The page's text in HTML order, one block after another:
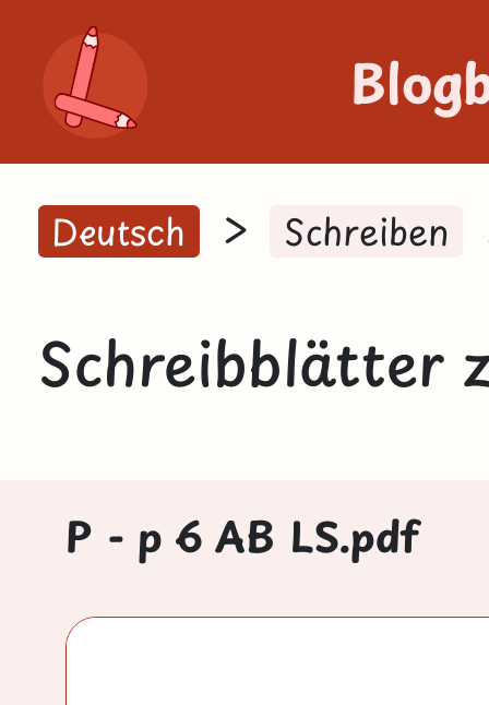
Deutsch > Schreiben
Schreibblätter
P - p 6 AB LS.pdf